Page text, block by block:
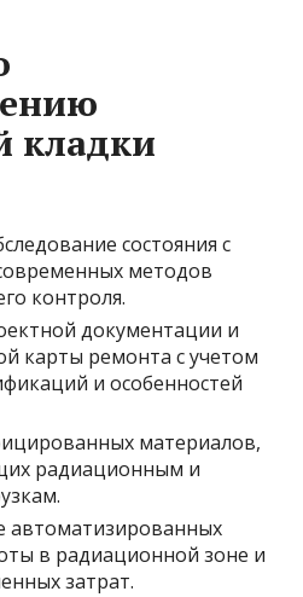
кладки
состояния с
методов
контроля.
документации и
карты ремонта с учетом
и особенностей
материалов,
радиационным и
автоматизированных
в радиационной зоне и
затрат.